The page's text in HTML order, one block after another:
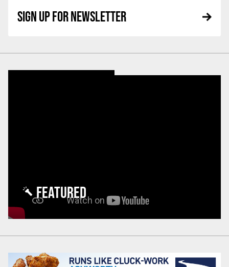
SIGN UP FOR NEWSLETTER
FEATURED